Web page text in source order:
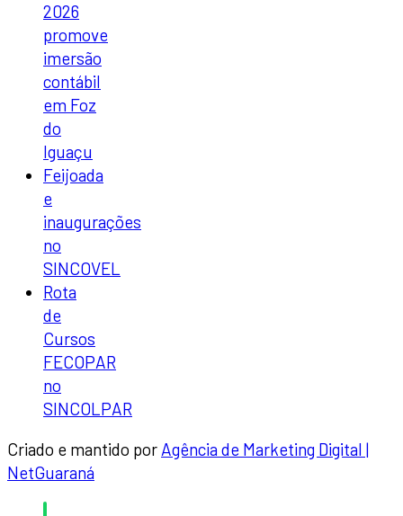
2026
promove
imersão
contábil
em Foz
do
Iguaçu
Feijoada
e
inaugurações
no
SINCOVEL
Rota
de
Cursos
FECOPAR
no
SINCOLPAR
Criado e mantido por Agência de Marketing Digital |
NetGuaraná